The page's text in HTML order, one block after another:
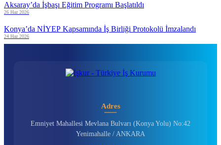
Aksaray’da İşbaşı Eğitim Programı Başlatıldı
26 Haz 2026
Konya’da NİYEP Kapsamında İş Birliği Protokolü İmzalandı
24 Haz 2026
Adres
Emniyet Mahallesi Mevlana Bulvarı (Konya Yolu) No:42
Yenimahalle / ANKARA